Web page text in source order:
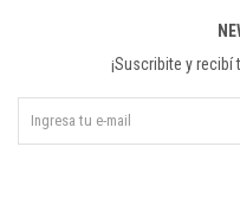
¡Suscribite y